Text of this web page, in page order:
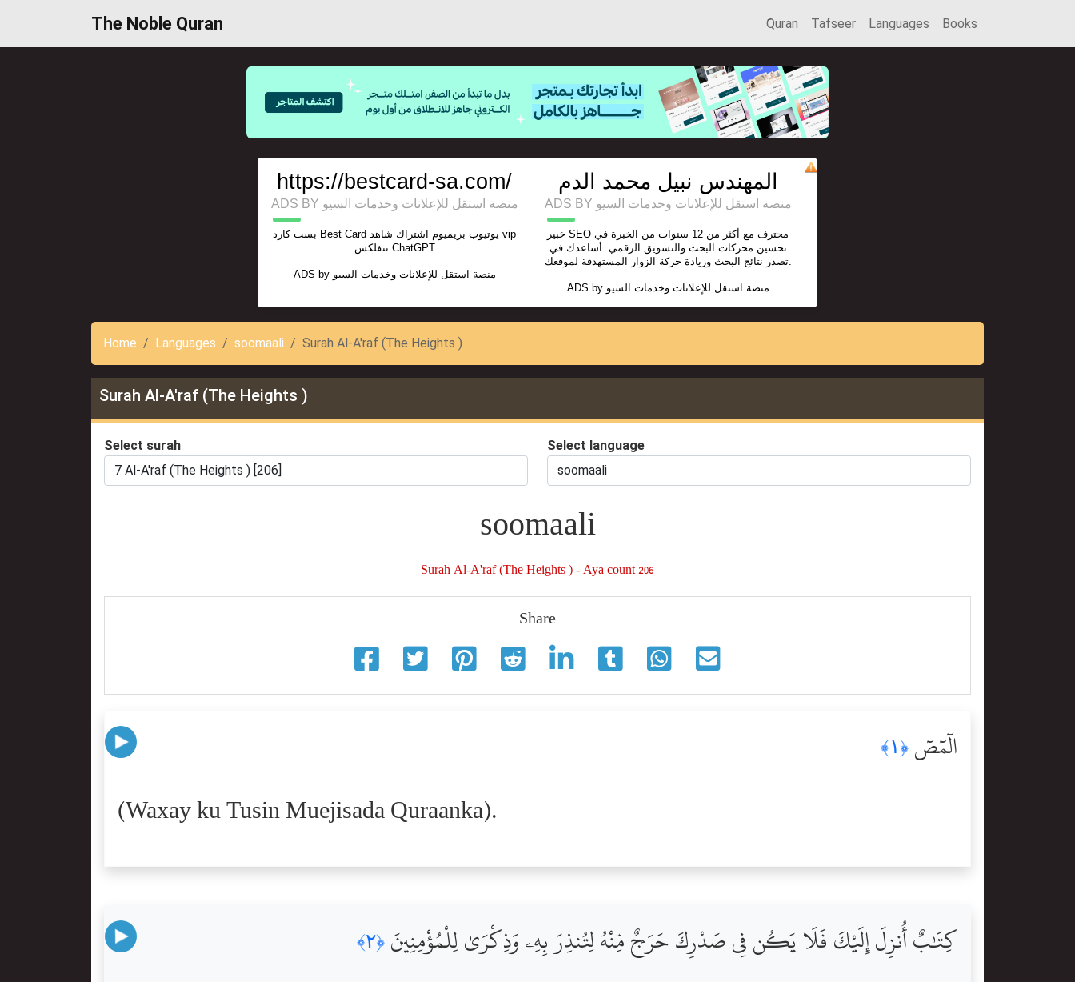
The Noble Quran َQuran Tafseer Languages Books
https://bestcard-sa.com/
ADS BY منصة استقل للإعلانات وخدمات السيو
بست كارد Best Card يوتيوب بريميوم اشتراك شاهد vip
نتفلكس ChatGPT
ADS by منصة استقل للإعلانات وخدمات السيو
المهندس نبيل محمد الدم
ADS BY منصة استقل للإعلانات وخدمات السيو
خبير SEO محترف مع أكثر من 12 سنوات من الخبرة في
تحسين محركات البحث والتسويق الرقمي. أساعدك في
تصدر نتائج البحث وزيادة حركة الزوار المستهدفة لموقعك.
ADS by منصة استقل للإعلانات وخدمات السيو
Home Languages soomaali Surah Al-A'raf (The Heights )
Surah Al-A'raf (The Heights )
Select surah Select language
soomaali
Surah Al-A'raf (The Heights ) - Aya count 206
Share
الٓمٓصٓ ﴿١﴾
(Waxay ku Tusin Muejisada Quraanka).
كِتَٰبٌ أُنزِلَ إِلَيْكَ فَلَا يَكُن فِى صَدْرِكَ حَرَجٌۭ مِّنْهُ لِتُنذِرَ بِهِۦ وَذِكْرَىٰ لِلْمُؤْمِنِينَ ﴿٢﴾